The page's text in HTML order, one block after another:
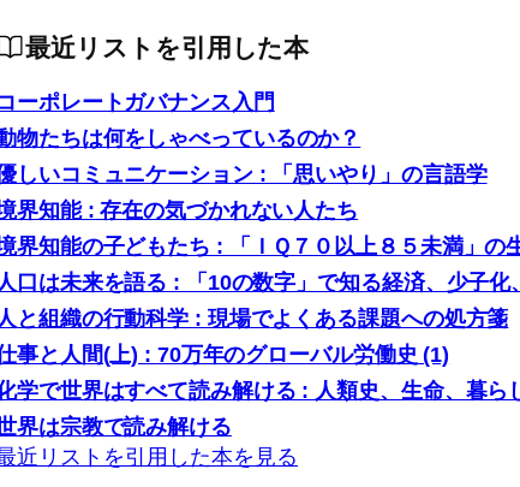
最近リストを引用した本
ーポレートガバナンス入門
物たちは何をしゃべっているのか？
しいコミュニケーション : 「思いやり」の言語学
界知能 : 存在の気づかれない人たち
界知能の子どもたち : 「ＩＱ７０以上８５未満」の
人口は未来を語る : 「10の数字」で知る経済、少子化
人と組織の行動科学 : 現場でよくある課題への処方箋
事と人間(上) : 70万年のグローバル労働史 (1)
学で世界はすべて読み解ける : 人類史、生命、暮ら
界は宗教で読み解ける
近リストを引用した本を見る